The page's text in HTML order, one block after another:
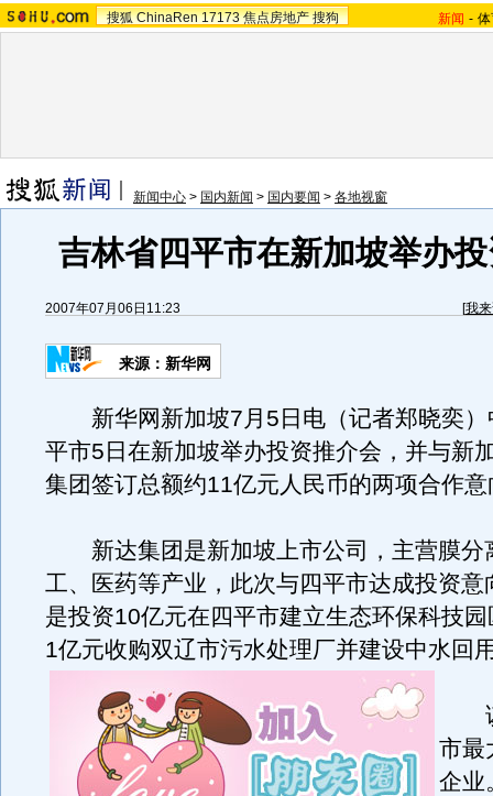
搜狐 ChinaRen 17173 焦点房地产 搜狗 新闻 -
新闻中心 > 国内新闻 > 国内要闻 > 各地视窗
吉林省四平市在新加坡举办
2007年07月06日11:23 [我
来源：新华网
新华网新加坡7月5日电（记者郑晓奕）
平市5日在新加坡举办投资推介会，并与新
集团签订总额约11亿元人民币的两项合作
新达集团是新加坡上市公司，主营膜分
工、医药等产业，此次与四平市达成投资意
是投资10亿元在四平市建立生态环保科技
1亿元收购双辽市污水处理厂并建设中水回
该
市最
企业